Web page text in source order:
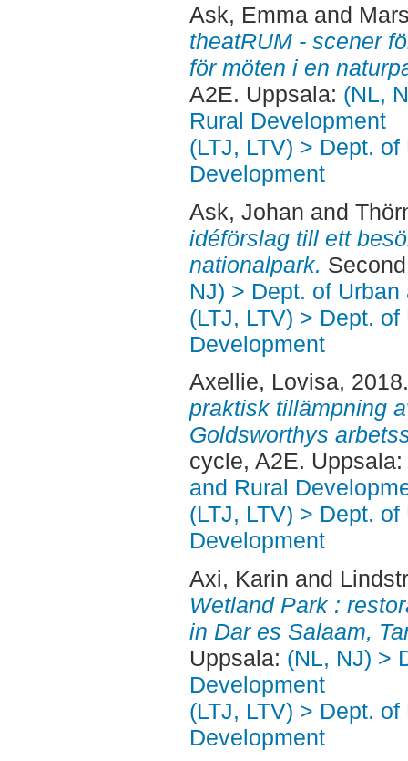
Ask, Emmaand
theatRUM - scener
för möten i en
A2E. Uppsala: (NL,
Rural Development
(LTJ, LTV) > Dept.
Development
Ask, Johan and
idéförslag till ett
nationalpark.
NJ) > Dept. of
(LTJ, LTV) > Dept.
Development
Axellie, Lovisa,
praktisk tillämpning
Goldsworthys
cycle, A2E. Uppsala:
and Rural
(LTJ, LTV) > Dept.
Development
Axi, Karin and
Wetland Park :
in Dar es Salaam,
Uppsala: (NL, NJ) >
Development
(LTJ, LTV) > Dept.
Development